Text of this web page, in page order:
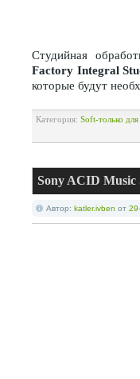
Студийная
Factory Integral
которые будут
Категория: Soft-только
Sony ACID Music
Автор: katler.ivben от